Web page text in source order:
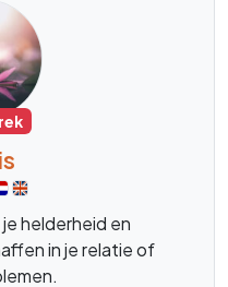
helderheid en
in je relatie of